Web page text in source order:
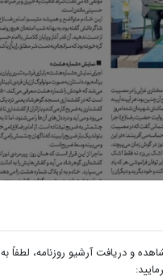
و دریافت آرشیو روزنامه، لطفاً به